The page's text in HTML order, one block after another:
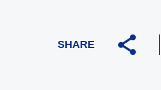
SHARE